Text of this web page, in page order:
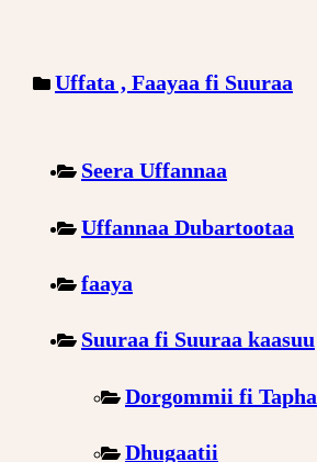
Uffata , Faayaa fi Suuraa
Seera Uffannaa
Uffannaa Dubartootaa
faaya
Suuraa fi Suuraa kaasuu
Dorgommii fi Tapha
Dhugaatii